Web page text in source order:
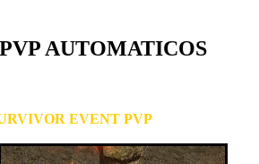
AUTOMATICOS
EVENT PVP